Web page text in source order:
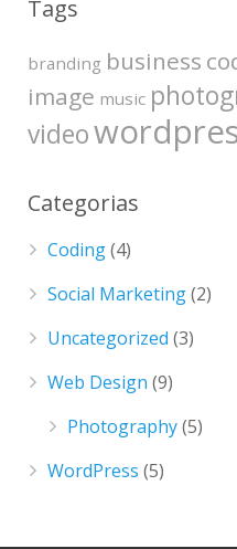
Tags
branding business
image music
video
Categorias
Coding(4)
Social Marketing(2)
Uncategorized (3)
Web Design (9)
Photography(5)
WordPress (5)